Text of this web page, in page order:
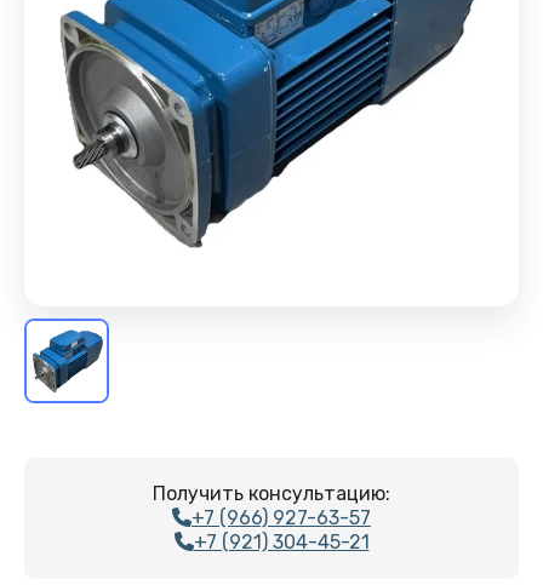
Получить консультацию:
+7 (966) 927-63-57
+7 (921) 304-45-21